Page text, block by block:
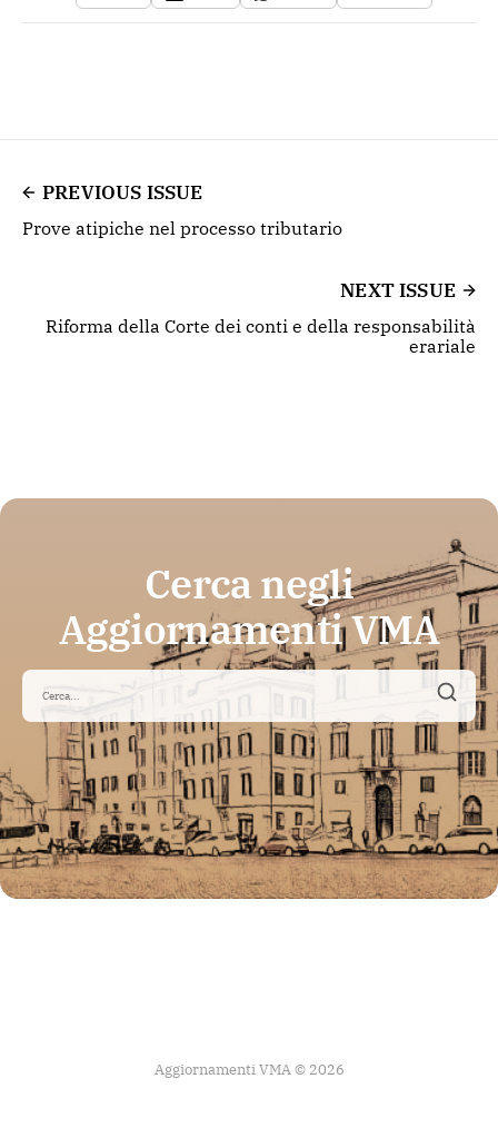
PREVIOUS ISSUE
Prove atipiche nel processo tributario
NEXT ISSUE
Riforma della Corte dei conti e della responsabilità
erariale
Cerca negli
Aggiornamenti VMA
Aggiornamenti VMA © 2026